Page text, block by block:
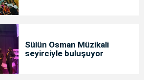
Sülün Osman Müzikali
seyirciyle buluşuyor